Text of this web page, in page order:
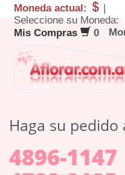
Moneda actual:
|
Seleccione su Moneda:
Mis Compras
0
Haga su pedido
4896-1147